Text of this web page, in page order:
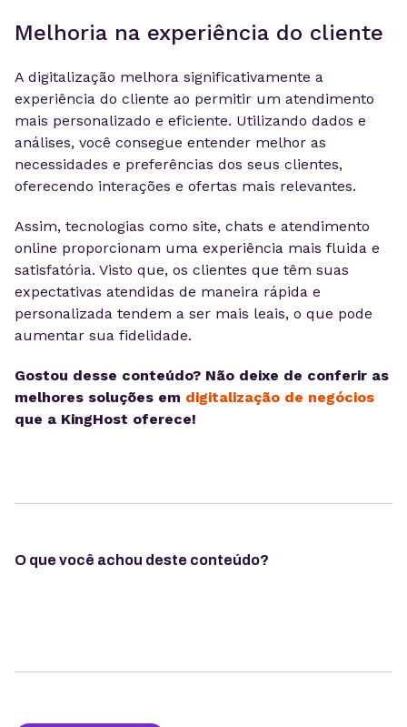
Melhoria na experiência do cliente
A digitalização melhora significativamente a
experiência do cliente ao permitir um atendimento
mais personalizado e eficiente. Utilizando dados e
análises, você consegue entender melhor as
necessidades e preferências dos seus clientes,
oferecendo interações e ofertas mais relevantes.
Assim, tecnologias como site, chats e atendimento
online proporcionam uma experiência mais fluida e
satisfatória. Visto que, os clientes que têm suas
expectativas atendidas de maneira rápida e
personalizada tendem a ser mais leais, o que pode
aumentar sua fidelidade.
Gostou desse conteúdo? Não deixe de conferir as
melhores soluções em digitalização de negócios
que a KingHost oferece!
O que você achou deste conteúdo?